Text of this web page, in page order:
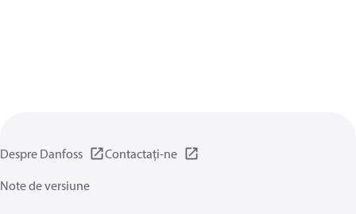
Despre Danfoss
Contactați-ne
Note de versiune